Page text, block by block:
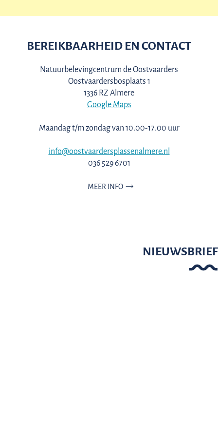
BEREIKBAARHEID EN CONTACT
Natuurbelevingcentrum de Oostvaarders
Oostvaardersbosplaats 1
1336 RZ Almere
Google Maps
Maandag t/m zondag van 10.00-17.00 uur
info@oostvaardersplassenalmere.nl
036 529 6701
MEER INFO
NIEUWSBRIEF